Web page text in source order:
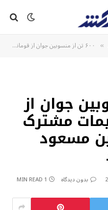
» ۶۰۰ تن از منسوبین جوان از قوماندانی تعلیمات مشترک جنگی عبدالله بن مسعود رض فارغ شدند
جوان از
مشترک
مسعود
بدون دیدگاه 1 MIN READ